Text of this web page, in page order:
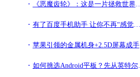
《恶魔齿轮》：这是一片拯救世界的光明；一款必玩的动作AVG游戏!
有了百度手机助手 让你不再“感觉身体被掏空”!
苹果引领的金属机身+2.5D屏幕成手机标配，唯独双摄表现一般!
如何挑选Android平板？先从英特尔心脏谈起！!